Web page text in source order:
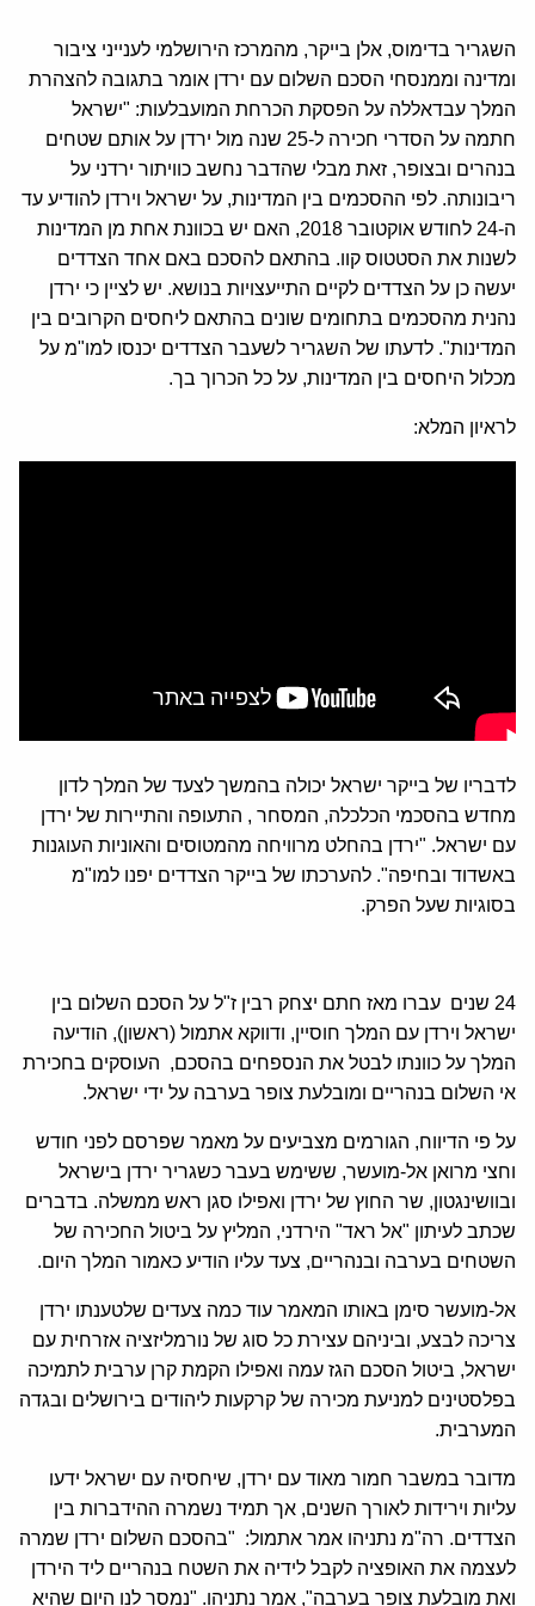
השגריר בדימוס, אלן בייקר, מהמרכז הירושלמי לענייני ציבור
ומדינה וממנסחי הסכם השלום עם ירדן אומר בתגובה להצהרת
המלך עבדאללה על הפסקת הכרחת המועבלעות: "ישראל
חתמה על הסדרי חכירה ל-25 שנה מול ירדן על אותם שטחים
בנהרים ובצופר, זאת מבלי שהדבר נחשב כוויתור ירדני על
ריבונותה. לפי ההסכמים בין המדינות, על ישראל וירדן להודיע עד
ה-24 לחודש אוקטובר 2018, האם יש בכוונת אחת מן המדינות
לשנות את הסטטוס קוו. בהתאם להסכם באם אחד הצדדים
יעשה כן על הצדדים לקיים התייעצויות בנושא. יש לציין כי ירדן
נהנית מהסכמים בתחומים שונים בהתאם ליחסים הקרובים בין
המדינות". לדעתו של השגריר לשעבר הצדדים יכנסו למו"מ על
מכלול היחסים בין המדינות, על כל הכרוך בך.
לראיון המלא:
לדבריו של בייקר ישראל יכולה בהמשך לצעד של המלך לדון
מחדש בהסכמי הכלכלה, המסחר , התעופה והתיירות של ירדן
עם ישראל. "ירדן בהחלט מרוויחה מהמטוסים והאוניות העוגנות
באשדוד ובחיפה". להערכתו של בייקר הצדדים יפנו למו"מ
בסוגיות שעל הפרק.
24 שנים עברו מאז חתם יצחק רבין ז"ל על הסכם השלום בין
ישראל וירדן עם המלך חוסיין, ודווקא אתמול (ראשון), הודיעה
המלך על כוונתו לבטל את הנספחים בהסכם, העוסקים בחכירת
אי השלום בנהריים ומובלעת צופר בערבה על ידי ישראל.
על פי הדיווח, הגורמים מצביעים על מאמר שפרסם לפני חודש
וחצי מרואן אל-מועשר, ששימש בעבר כשגריר ירדן בישראל
ובוושינגטון, שר החוץ של ירדן ואפילו סגן ראש ממשלה. בדברים
שכתב לעיתון "אל ראד" הירדני, המליץ על ביטול החכירה של
השטחים בערבה ובנהריים, צעד עליו הודיע כאמור המלך היום.
אל-מועשר סימן באותו המאמר עוד כמה צעדים שלטענתו ירדן
צריכה לבצע, וביניהם עצירת כל סוג של נורמליזציה אזרחית עם
ישראל, ביטול הסכם הגז עמה ואפילו הקמת קרן ערבית לתמיכה
בפלסטינים למניעת מכירה של קרקעות ליהודים בירושלים ובגדה
המערבית.
מדובר במשבר חמור מאוד עם ירדן, שיחסיה עם ישראל ידעו
עליות וירידות לאורך השנים, אך תמיד נשמרה ההידברות בין
הצדדים. רה"מ נתניהו אמר אתמול: "בהסכם השלום ירדן שמרה
לעצמה את האופציה לקבל לידיה את השטח בנהריים ליד הירדן
ואת מובלעת צופר בערבה", אמר נתניהו. "נמסר לנו היום שהיא